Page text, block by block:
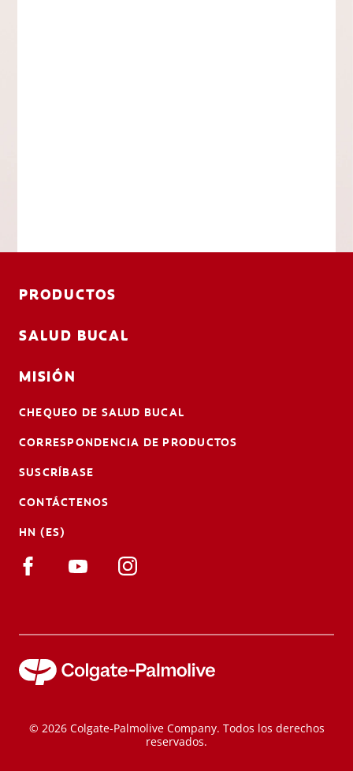
PRODUCTOS
SALUD BUCAL
MISIÓN
CHEQUEO DE SALUD BUCAL
CORRESPONDENCIA DE PRODUCTOS
SUSCRÍBASE
CONTÁCTENOS
HN (ES)
© 2026 Colgate-Palmolive Company. Todos los derechos
reservados.